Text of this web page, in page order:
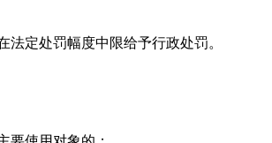
定处罚幅度中限给予行政处罚。